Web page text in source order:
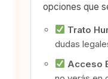
opciones que
Trato
dudas
Acceso